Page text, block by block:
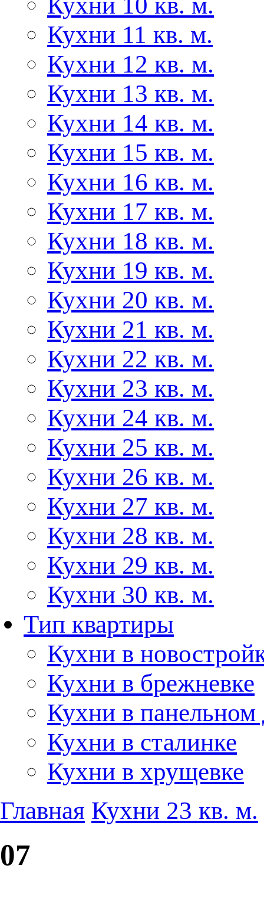
Кухни 11 кв. м.
Кухни 12 кв. м.
Кухни 13 кв. м.
Кухни 14 кв. м.
Кухни 15 кв. м.
Кухни 16 кв. м.
Кухни 17 кв. м.
Кухни 18 кв. м.
Кухни 19 кв. м.
Кухни 20 кв. м.
Кухни 21 кв. м.
Кухни 22 кв. м.
Кухни 23 кв. м.
Кухни 24 кв. м.
Кухни 25 кв. м.
Кухни 26 кв. м.
Кухни 27 кв. м.
Кухни 28 кв. м.
Кухни 29 кв. м.
Кухни 30 кв. м.
Тип квартиры
Кухни в
Кухни в брежневке
Кухни в панельном
Кухни в сталинке
Кухни в хрущевке
Главная Кухни 23 кв. м.
07